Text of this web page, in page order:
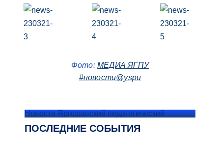
Фото:МЕДИА ЯГПУ
#новости@yspu
Новости Ярославский педагогический
ПОСЛЕДНИЕ СОБЫТИЯ